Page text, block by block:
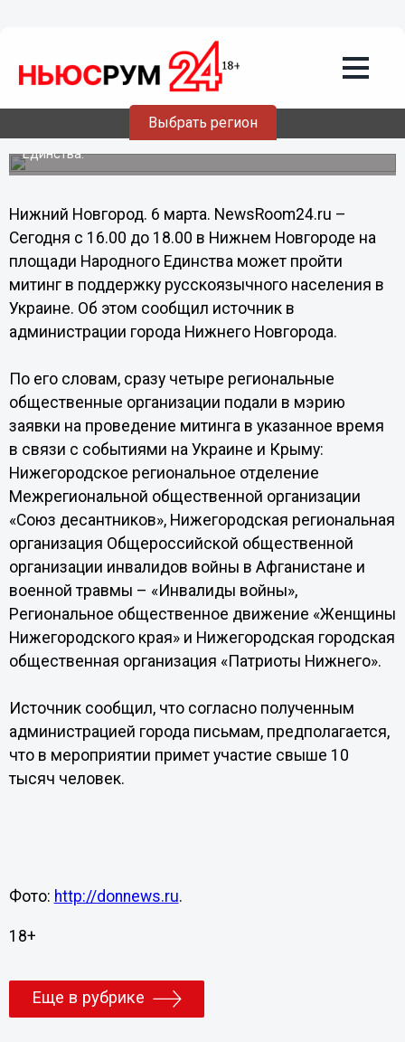
Выбрать регион
Свыше десяти тысяч нижегородцев
могут поддержать русскоязычное
население в Украине на митинге в
Нижнем Новгороде
Митинг планируется провести на площади Народного
Единства.
Нижний Новгород. 6 марта. NewsRoom24.ru –
Сегодня с 16.00 до 18.00 в Нижнем Новгороде на
площади Народного Единства может пройти
митинг в поддержку русскоязычного населения в
Украине. Об этом сообщил источник в
администрации города Нижнего Новгорода.
По его словам, сразу четыре региональные
общественные организации подали в мэрию
заявки на проведение митинга в указанное время
в связи с событиями на Украине и Крыму:
Нижегородское региональное отделение
Межрегиональной общественной организации
«Союз десантников», Нижегородская региональная
организация Общероссийской общественной
организации инвалидов войны в Афганистане и
военной травмы – «Инвалиды войны»,
Региональное общественное движение «Женщины
Нижегородского края» и Нижегородская городская
общественная организация «Патриоты Нижнего».
Источник сообщил, что согласно полученным
администрацией города письмам, предполагается,
что в мероприятии примет участие свыше 10
тысяч человек.
Фото: http://donnews.ru.
18+
Еще в рубрике